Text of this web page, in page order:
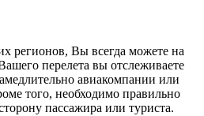
регионов, Вы всегда можете на
перелета вы отслеживаете
авиакомпании или
того, необходимо правильно
пассажира или туриста.